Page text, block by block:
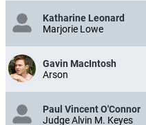
Katharine Leonard
Marjorie Lowe
Gavin MacIntosh
Arson
Paul Vincent O'Connor
Judge Alvin M. Keyes